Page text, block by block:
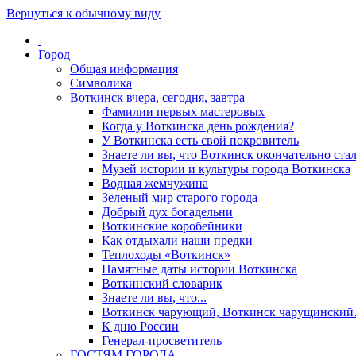
Вернуться к обычному виду
Город
Общая информация
Символика
Воткинск вчера, сегодня, завтра
Фамилии первых мастеровых
Когда у Воткинска день рождения?
У Воткинска есть свой покровитель
Знаете ли вы, что Воткинск окончательно
Музей истории и культуры города Воткинска
Водная жемчужина
Зеленый мир старого города
Добрый дух богадельни
Воткинские коробейники
Как отдыхали наши предки
Теплоходы «Воткинск»
Памятные даты истории Воткинска
Воткинский словарик
Знаете ли вы, что...
Воткинск чарующий, Воткинск
К дню России
Генерал-просветитель